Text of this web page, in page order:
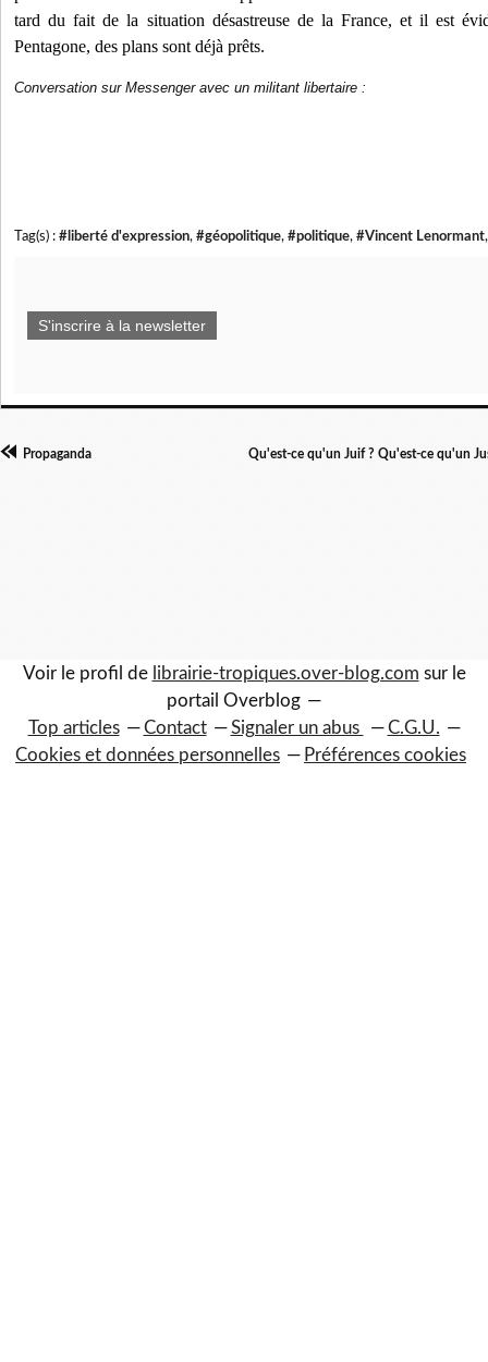
tard du fait de la situation désastreuse de la France, et il est
Pentagone, des plans sont déjà prêts.
Conversation sur Messenger avec un militant libertaire :
Tag(s) : #liberté d'expression, #géopolitique, #politique, #Vincent Lenormant
S'inscrire à la newsletter
Propaganda Qu'est-ce qu'un Juif ? Qu'est-ce qu'un
Voir le profil de librairie-tropiques.over-blog.com sur le
portail Overblog
Top articles
Contact Signaler un abus
C.G.U.
Cookies et données personnelles
Préférences cookies